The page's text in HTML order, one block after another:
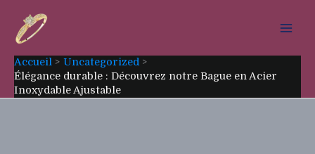
contenu
Accueil
Uncategorized
Élégance durable : Découvrez notre Bague en Acier
Inoxydable Ajustable